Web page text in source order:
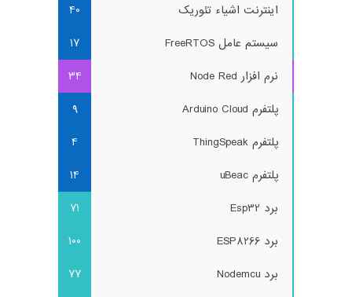
اینترنت اشیاء تئوریک
40
سیستم عامل FreeRTOS
17
نرم افزار Node Red
34
پلتفرم Arduino Cloud
9
پلتفرم ThingSpeak
4
پلتفرم uBeac
14
برد Esp32
71
برد ESP8266
100
برد Nodemcu
77